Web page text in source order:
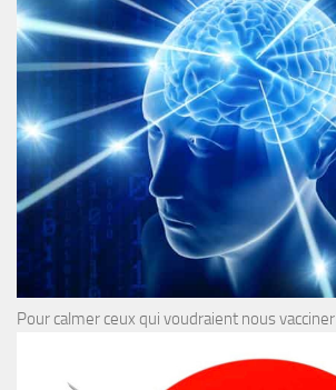
Pour calmer ceux qui voudraient nous vacciner